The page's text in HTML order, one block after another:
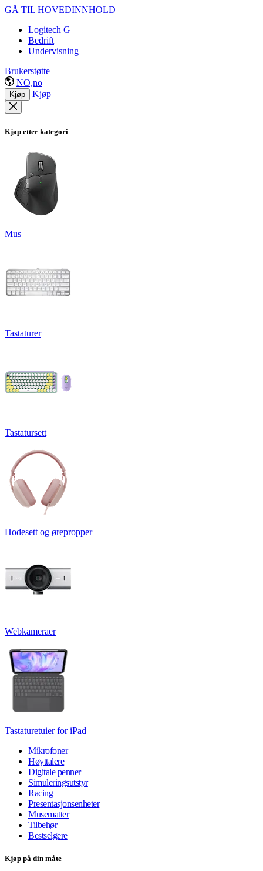
GÅ TIL HOVEDINNHOLD
Logitech G
Bedrift
Undervisning
Brukerstøtte
NO,no
Kjøp Kjøp
Kjøp etter kategori
Mus
Tastaturer
Tastatursett
Hodesett og ørepropper
Webkameraer
Tastaturetuier for iPad
Mikrofoner
Høyttalere
Digitale penner
Simuleringsutstyr
Racing
Presentasjonsenheter
Musematter
Tilbehør
Bestselgere
Kjøp på din måte